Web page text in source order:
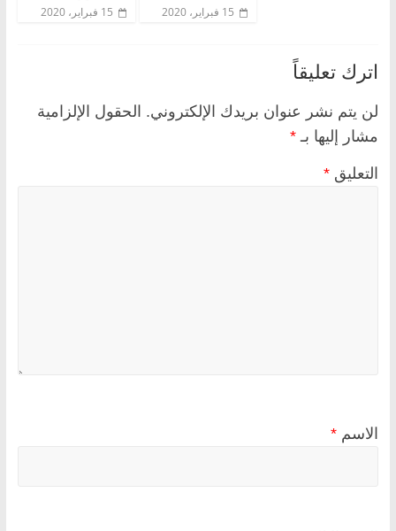
15 فبراير، 2020 15 فبراير، 2020
اترك تعليقاً
لن يتم نشر عنوان بريدك الإلكتروني. الحقول الإلزامية
مشار إليها بـ *
التعليق *
الاسم *